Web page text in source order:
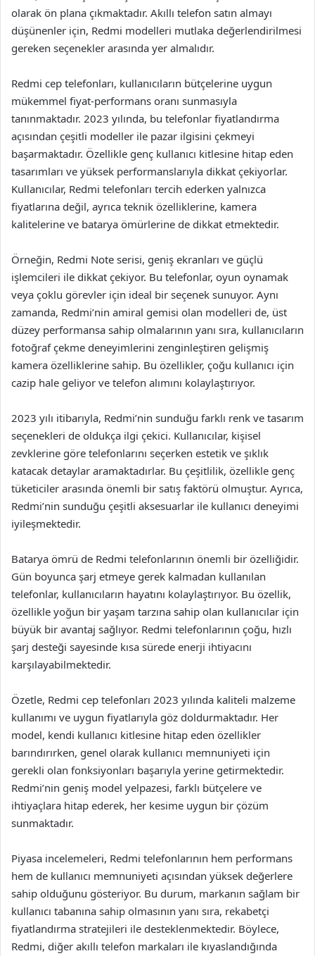
olarak ön plana çıkmaktadır. Akıllı telefon satın almayı
düşünenler için, Redmi modelleri mutlaka değerlendirilmesi
gereken seçenekler arasında yer almalıdır.
Redmi cep telefonları, kullanıcıların bütçelerine uygun
mükemmel fiyat-performans oranı sunmasıyla
tanınmaktadır. 2023 yılında, bu telefonlar fiyatlandırma
açısından çeşitli modeller ile pazar ilgisini çekmeyi
başarmaktadır. Özellikle genç kullanıcı kitlesine hitap eden
tasarımları ve yüksek performanslarıyla dikkat çekiyorlar.
Kullanıcılar, Redmi telefonları tercih ederken yalnızca
fiyatlarına değil, ayrıca teknik özelliklerine, kamera
kalitelerine ve batarya ömürlerine de dikkat etmektedir.
Örneğin, Redmi Note serisi, geniş ekranları ve güçlü
işlemcileri ile dikkat çekiyor. Bu telefonlar, oyun oynamak
veya çoklu görevler için ideal bir seçenek sunuyor. Aynı
zamanda, Redmi’nin amiral gemisi olan modelleri de, üst
düzey performansa sahip olmalarının yanı sıra, kullanıcıların
fotoğraf çekme deneyimlerini zenginleştiren gelişmiş
kamera özelliklerine sahip. Bu özellikler, çoğu kullanıcı için
cazip hale geliyor ve telefon alımını kolaylaştırıyor.
2023 yılı itibarıyla, Redmi’nin sunduğu farklı renk ve tasarım
seçenekleri de oldukça ilgi çekici. Kullanıcılar, kişisel
zevklerine göre telefonlarını seçerken estetik ve şıklık
katacak detaylar aramaktadırlar. Bu çeşitlilik, özellikle genç
tüketiciler arasında önemli bir satış faktörü olmuştur. Ayrıca,
Redmi’nin sunduğu çeşitli aksesuarlar ile kullanıcı deneyimi
iyileşmektedir.
Batarya ömrü de Redmi telefonlarının önemli bir özelliğidir.
Gün boyunca şarj etmeye gerek kalmadan kullanılan
telefonlar, kullanıcıların hayatını kolaylaştırıyor. Bu özellik,
özellikle yoğun bir yaşam tarzına sahip olan kullanıcılar için
büyük bir avantaj sağlıyor. Redmi telefonlarının çoğu, hızlı
şarj desteği sayesinde kısa sürede enerji ihtiyacını
karşılayabilmektedir.
Özetle, Redmi cep telefonları 2023 yılında kaliteli malzeme
kullanımı ve uygun fiyatlarıyla göz doldurmaktadır. Her
model, kendi kullanıcı kitlesine hitap eden özellikler
barındırırken, genel olarak kullanıcı memnuniyeti için
gerekli olan fonksiyonları başarıyla yerine getirmektedir.
Redmi’nin geniş model yelpazesi, farklı bütçelere ve
ihtiyaçlara hitap ederek, her kesime uygun bir çözüm
sunmaktadır.
Piyasa incelemeleri, Redmi telefonlarının hem performans
hem de kullanıcı memnuniyeti açısından yüksek değerlere
sahip olduğunu gösteriyor. Bu durum, markanın sağlam bir
kullanıcı tabanına sahip olmasının yanı sıra, rekabetçi
fiyatlandırma stratejileri ile desteklenmektedir. Böylece,
Redmi, diğer akıllı telefon markaları ile kıyaslandığında